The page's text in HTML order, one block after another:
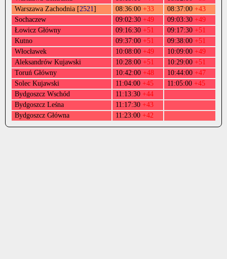
Warszawa Zachodnia [2521] 08:36:00 +33 08:37:00 +43
Sochaczew
09:02:30 +49 09:03:30 +49
Łowicz Główny
09:16:30 +51 09:17:30 +51
Kutno
09:37:00 +51 09:38:00 +51
Włocławek
10:08:00 +49 10:09:00 +49
Aleksandrów Kujawski
10:28:00 +51 10:29:00 +51
Toruń Główny
10:42:00 +48 10:44:00 +47
Solec Kujawski
11:04:00 +45 11:05:00 +45
Bydgoszcz Wschód
11:13:30 +44
Bydgoszcz Leśna
11:17:30 +43
Bydgoszcz Główna
11:23:00 +42